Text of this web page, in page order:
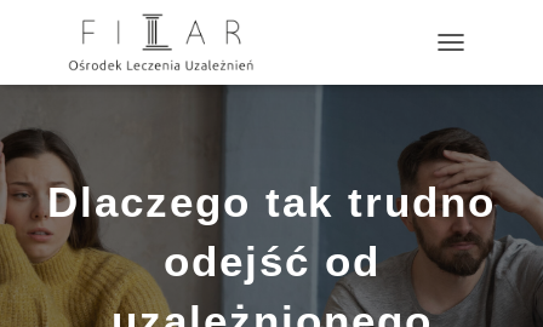
R
E
Ł
Ą
C
Z
N
Dlaczego tak trudno
odejść od